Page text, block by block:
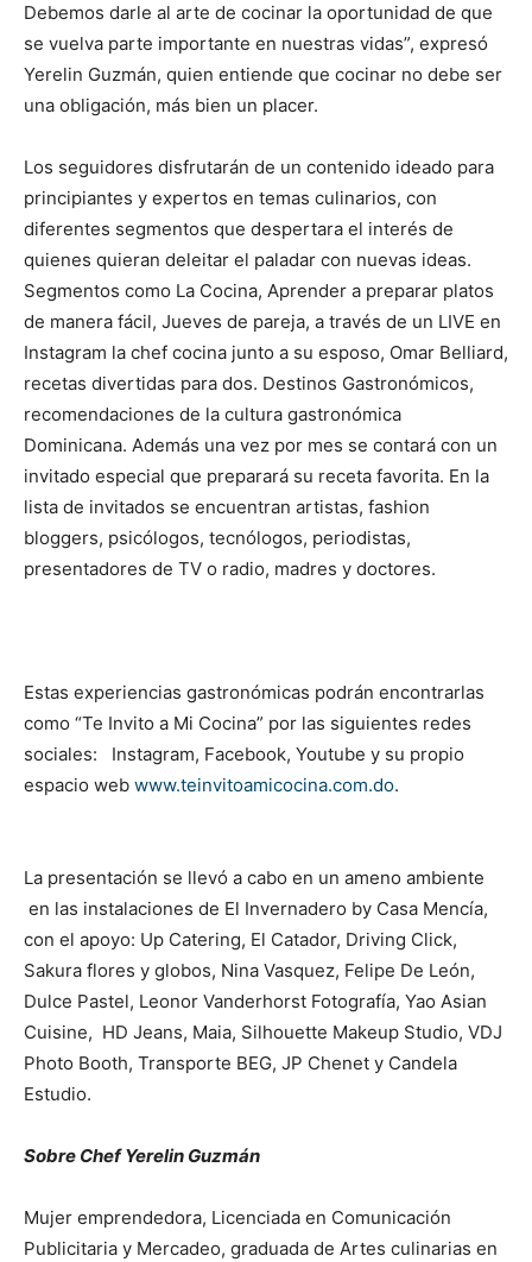
Debemos darle al arte de cocinar la oportunidad de que
se vuelva parte importante en nuestras vidas”, expresó
Yerelin Guzmán, quien entiende que cocinar no debe ser
una obligación, más bien un placer.
Los seguidores disfrutarán de un contenido ideado para
principiantes y expertos en temas culinarios, con
diferentes segmentos que despertara el interés de
quienes quieran deleitar el paladar con nuevas ideas.
Segmentos como La Cocina, Aprender a preparar platos
de manera fácil, Jueves de pareja, a través de un LIVE en
Instagram la chef cocina junto a su esposo, Omar Belliard,
recetas divertidas para dos. Destinos Gastronómicos,
recomendaciones de la cultura gastronómica
Dominicana. Además una vez por mes se contará con un
invitado especial que preparará su receta favorita. En la
lista de invitados se encuentran artistas, fashion
bloggers, psicólogos, tecnólogos, periodistas,
presentadores de TV o radio, madres y doctores.
Estas experiencias gastronómicas podrán encontrarlas
como “Te Invito a Mi Cocina” por las siguientes redes
sociales: Instagram, Facebook, Youtube y su propio
espacio web www.teinvitoamicocina.com.do.
La presentación se llevó a cabo en un ameno ambiente
en las instalaciones de El Invernadero by Casa Mencía,
con el apoyo: Up Catering, El Catador, Driving Click,
Sakura flores y globos, Nina Vasquez, Felipe De León,
Dulce Pastel, Leonor Vanderhorst Fotografía, Yao Asian
Cuisine, HD Jeans, Maia, Silhouette Makeup Studio, VDJ
Photo Booth, Transporte BEG, JP Chenet y Candela
Estudio.
Sobre Chef Yerelin Guzmán
Mujer emprendedora, Licenciada en Comunicación
Publicitaria y Mercadeo, graduada de Artes culinarias en